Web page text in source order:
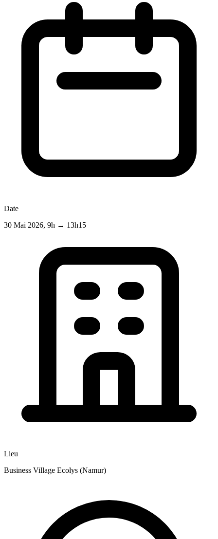
Date
30 Mai 2026, 9h → 13h15
Lieu
Business Village Ecolys (Namur)